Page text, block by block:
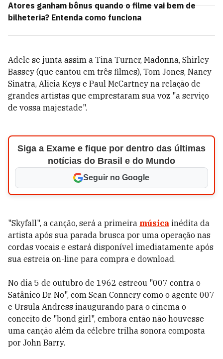
Atores ganham bônus quando o filme vai bem de
bilheteria? Entenda como funciona
Adele se junta assim a Tina Turner, Madonna, Shirley
Bassey (que cantou em três filmes), Tom Jones, Nancy
Sinatra, Alicia Keys e Paul McCartney na relação de
grandes artistas que emprestaram sua voz "a serviço
de vossa majestade".
Siga a Exame e fique por dentro das últimas
notícias do Brasil e do Mundo
Seguir no Google
"Skyfall", a canção, será a primeira música inédita da
artista após sua parada brusca por uma operação nas
cordas vocais e estará disponível imediatamente após
sua estreia on-line para compra e download.
No dia 5 de outubro de 1962 estreou "007 contra o
Satânico Dr. No", com Sean Connery como o agente 007
e Ursula Andress inaugurando para o cinema o
conceito de "bond girl", embora então não houvesse
uma canção além da célebre trilha sonora composta
por John Barry.